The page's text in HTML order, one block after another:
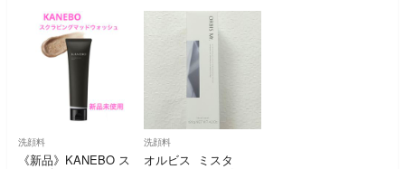
洗顔料
《新品》KANEBO ス
洗顔料
オルビス ミスタ